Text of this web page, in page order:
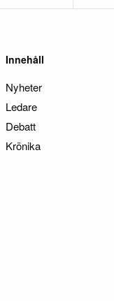
Innehåll
Nyheter
Ledare
Debatt
Krönika